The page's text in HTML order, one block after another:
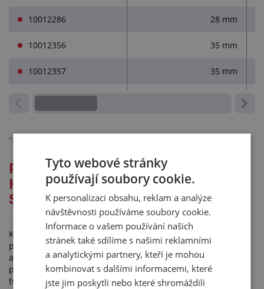
10012286 28 mm
10012356 35 mm
10012357 35 mm
*)
Podrobný popis pro: IZOLAČNÍ
HADICE K-FLEX® SOLAR HT PRO
SOLÁRNÍ SYSTÉMY
Kaučuková izolace K-FLEX® SOLAR HT je ideálním a
praktickým řešením pro solární panely a průmyslové procesy
až do +150 °C. Z důvodu vysoké flexibility je trubka vhodná
pro izolaci teplosměnných látek, potrubí a systémů složitého
tvaru.
Tyto webové stránky
používají soubory cookie.
K personalizaci obsahu, reklam a analýze
návštěvnosti používáme soubory cookie.
Informace o vašem používání našich
stránek také sdílíme s našimi reklamními
a analytickými partnery, kteří je mohou
kombinovat s dalšími informacemi, které
jste jim poskytli nebo které shromáždili